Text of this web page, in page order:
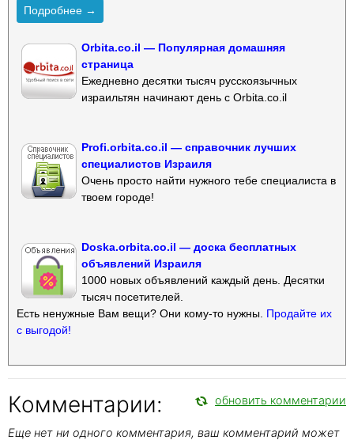
Подробнее →
Orbita.co.il — Популярная домашняя
страница
Ежедневно десятки тысяч русскоязычных
израильтян начинают день с Orbita.co.il
Profi.orbita.co.il — справочник лучших
специалистов Израиля
Очень просто найти нужного тебе специалиста в
твоем городе!
Doska.orbita.co.il — доска бесплатных
объявлений Израиля
1000 новых объявлений каждый день. Десятки
тысяч посетителей.
Есть ненужные Вам вещи? Они кому-то нужны. Продайте их
с выгодой!
Комментарии: обновить комментарии
Еще нет ни одного комментария, ваш комментарий может